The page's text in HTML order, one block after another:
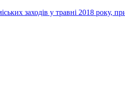
заходів у травні 2018 року,